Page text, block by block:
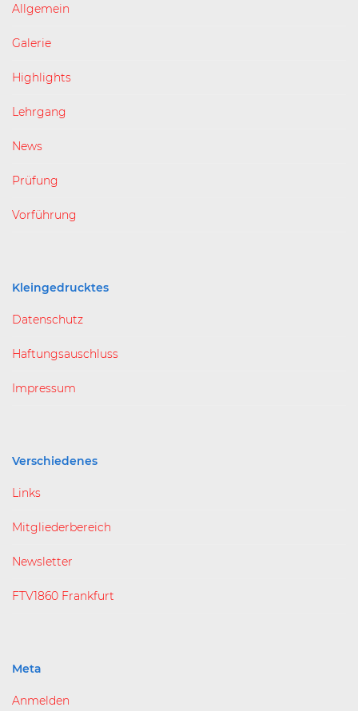
Allgemein
Galerie
Highlights
Lehrgang
News
Prüfung
Vorführung
Kleingedrucktes
Datenschutz
Haftungsauschluss
Impressum
Verschiedenes
Links
Mitgliederbereich
Newsletter
FTV1860 Frankfurt
Meta
Anmelden